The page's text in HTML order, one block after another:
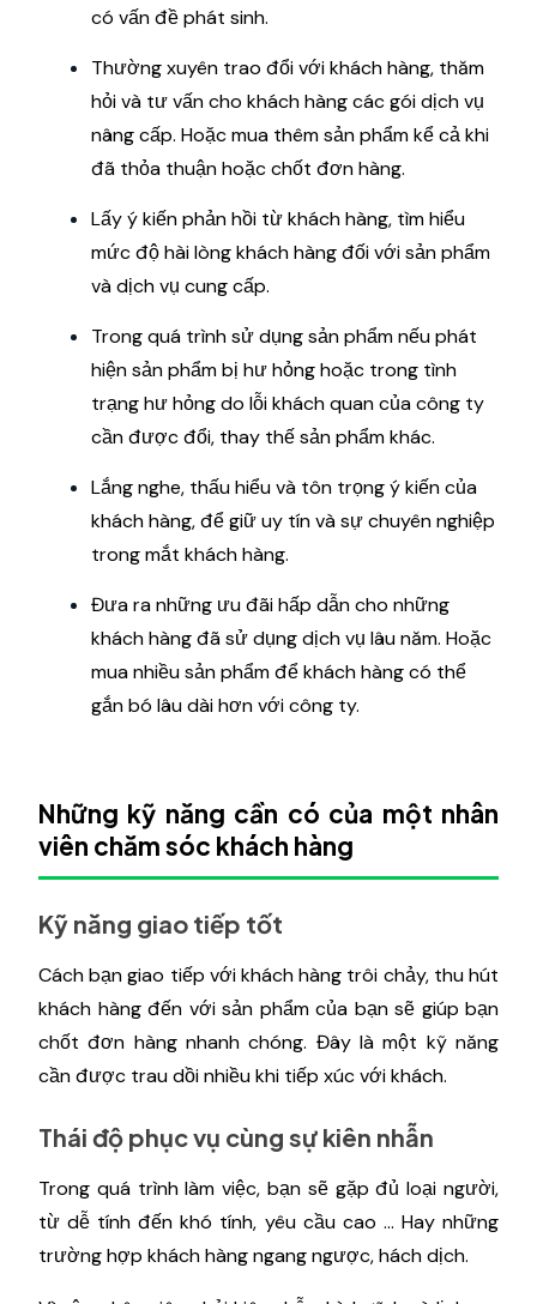
có vấn đề phát sinh.
Thường xuyên trao đổi với khách hàng, thăm
hỏi và tư vấn cho khách hàng các gói dịch vụ
nâng cấp. Hoặc mua thêm sản phẩm kể cả khi
đã thỏa thuận hoặc chốt đơn hàng.
Lấy ý kiến ​​phản hồi từ khách hàng, tìm hiểu
mức độ hài lòng khách hàng đối với sản phẩm
và dịch vụ cung cấp.
Trong quá trình sử dụng sản phẩm nếu phát
hiện sản phẩm bị hư hỏng hoặc trong tình
trạng hư hỏng do lỗi khách quan của công ty
cần được đổi, thay thế sản phẩm khác.
Lắng nghe, thấu hiểu và tôn trọng ý kiến ​​của
khách hàng, để giữ uy tín và sự chuyên nghiệp
trong mắt khách hàng.
Đưa ra những ưu đãi hấp dẫn cho những
khách hàng đã sử dụng dịch vụ lâu năm. Hoặc
mua nhiều sản phẩm để khách hàng có thể
gắn bó lâu dài hơn với công ty.
Những kỹ năng cần có của một nhân
viên chăm sóc khách hàng
Kỹ năng giao tiếp tốt
Cách bạn giao tiếp với khách hàng trôi chảy, thu hút
khách hàng đến với sản phẩm của bạn sẽ giúp bạn
chốt đơn hàng nhanh chóng. Đây là một kỹ năng
cần được trau dồi nhiều khi tiếp xúc với khách.
Thái độ phục vụ cùng sự kiên nhẫn
Trong quá trình làm việc, bạn sẽ gặp đủ loại người,
từ dễ tính đến khó tính, yêu cầu cao ... Hay những
trường hợp khách hàng ngang ngược, hách dịch.